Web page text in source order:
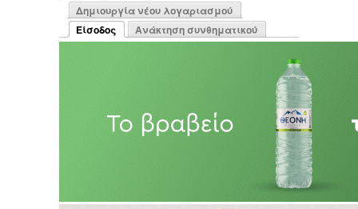
Πρωτεύουσες καρτέλες
Δημιουργία νέου λογαριασμού
Είσοδος
(ενεργή καρτέλα)
Ανάκτηση συνθηματικού